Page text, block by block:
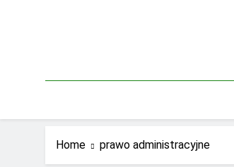
Home prawo administracyjne